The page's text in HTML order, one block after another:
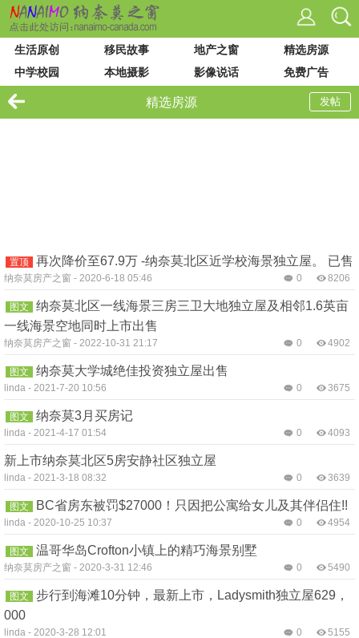
生活原创 移民故事 地产之窗
精选房源
中学校园
本地摄影 影像说话
免费广告
VIU 大学
论坛列表 站内搜索
发帖
精选房源
置顶 再次降价至67.9万 -纳奈莫北区近学校海景独立屋。 已售
纳奈莫房产之窗 - 2020-6-18 05:46 8206
0
图文
纳奈莫北区一线海景三房三卫大地独立屋及相邻1.6英亩
一线海景空地同时上市出售
纳奈莫房产之窗 - 2022-10-31 21:17 4902
0
图文 纳奈莫大学城绝佳投资独立屋出售
linda - 2021-7-20 10:56 3675
0
图文 纳奈莫3月买房记
linda - 2021-4-17 01:54 4093
0
新上市纳奈莫北区5房安静社区独立屋
linda - 2021-3-18 08:32 3639
0
图文 BC省房东被罚$27000！只因把公寓给女儿及其伴侣住!!
linda - 2020-10-25 10:37 4954
0
图文 温哥华岛Crofton小镇上的精巧海景别墅
纳奈莫房产之窗 - 2020-3-31 12:46 5490
0
图文
步行到海滩10分钟，最新上市，Ladysmith独立屋629，
000
linda - 2020-3-28 12:01 5155
0